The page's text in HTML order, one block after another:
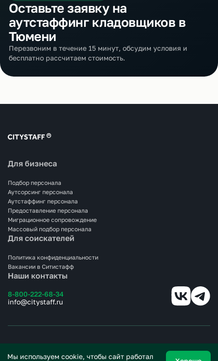
Оставьте заявку на
аутстаффинг кладовщиков в
Тюмени
Перезвоним в течение 15 минут, обсудим условия и
бесплатно рассчитаем стоимость.
Наши контакты
8-800-222-68-34
info@citystaff.ru
Для бизнеса
Подбор персонала
Аутсорсинг персонала
Аутстаффинг персонала
Предоставление персонала
Миграционное сопровождение
Массовый подбор персонала
Для соискателей
Политика конфиденциальности
Вакансии в Ситистафф
Все права защищены.
Мы используем cookie, чтобы сайт работал